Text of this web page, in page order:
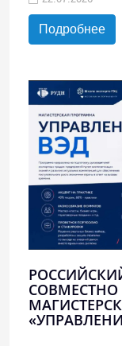
Подробнее
СОВМЕСТНО